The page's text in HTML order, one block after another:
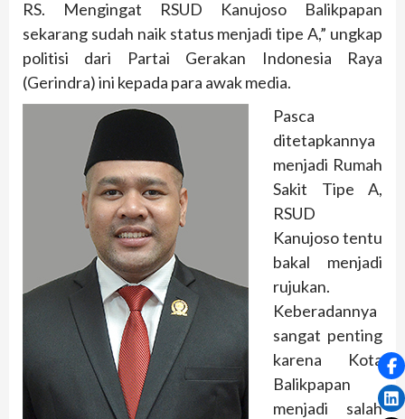
RS. Mengingat RSUD Kanujoso Balikpapan
sekarang sudah naik status menjadi tipe A,” ungkap
politisi dari Partai Gerakan Indonesia Raya
(Gerindra) ini kepada para awak media.
Pasca
ditetapkannya
menjadi Rumah
Sakit Tipe A,
RSUD
Kanujoso tentu
bakal menjadi
rujukan.
Keberadannya
sangat penting
karena Kota
Balikpapan
menjadi salah